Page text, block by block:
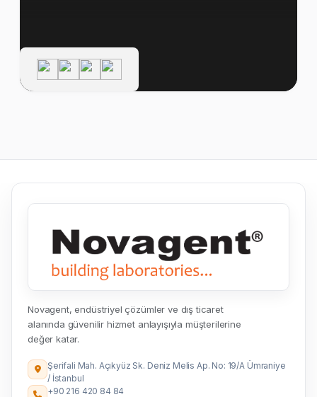
Novagent, endüstriyel çözümler ve dış ticaret
alanında güvenilir hizmet anlayışıyla müşterilerine
değer katar.
Şerifali Mah. Açıkyüz Sk. Deniz Melis Ap. No: 19/A Ümraniye
/ İstanbul
+90 216 420 84 84